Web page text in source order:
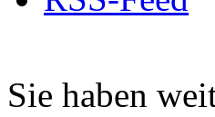
Sie haben